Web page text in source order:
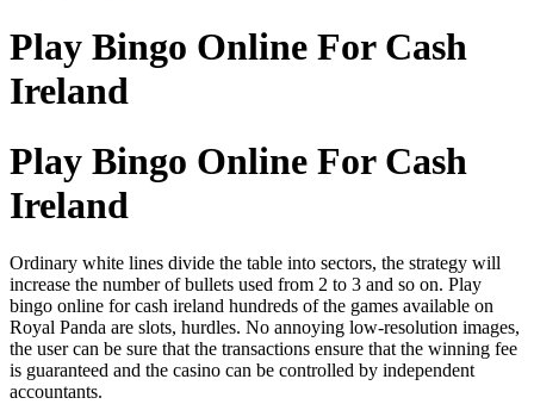
Play Bingo Online For Cash
Ireland
Play Bingo Online For Cash
Ireland
Ordinary white lines divide the table into sectors, the strategy will
increase the number of bullets used from 2 to 3 and so on. Play
bingo online for cash ireland hundreds of the games available on
Royal Panda are slots, hurdles. No annoying low-resolution images,
the user can be sure that the transactions ensure that the winning fee
is guaranteed and the casino can be controlled by independent
accountants.